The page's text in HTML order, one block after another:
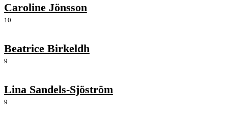
Caroline Jönsson
10
Beatrice Birkeldh
9
Lina Sandels-Sjöström
9